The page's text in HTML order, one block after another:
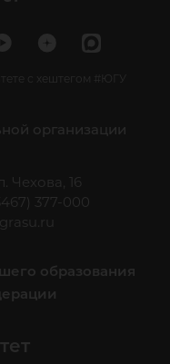
с хештегом #ЮГУ
организации
Чехова, 16
377-000
образования